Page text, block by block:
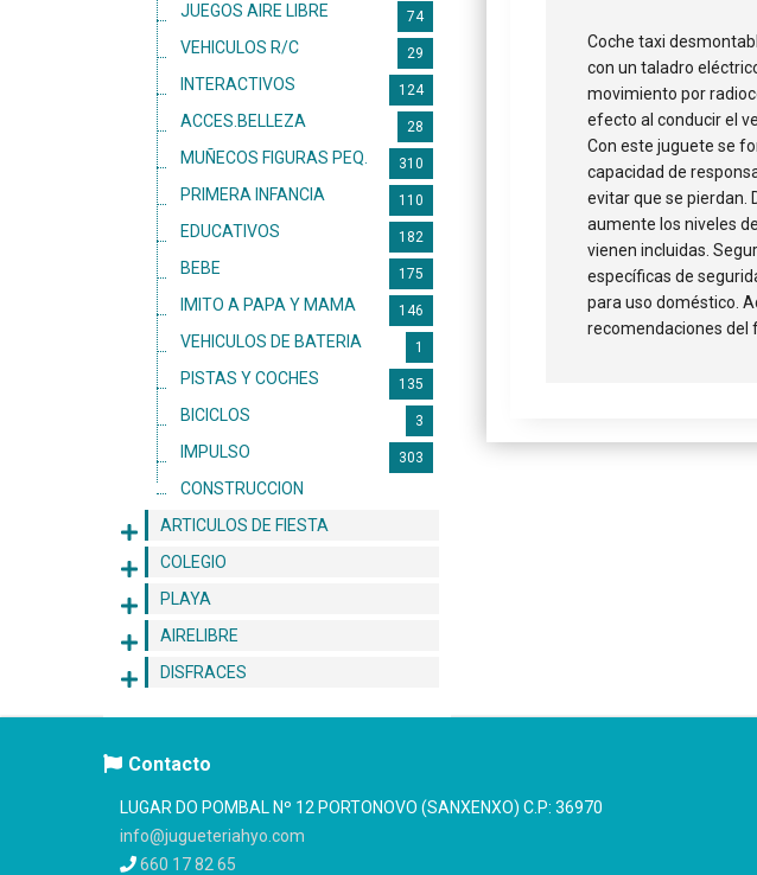
JUEGOS AIRE LIBRE 74
VEHICULOS R/C 29
INTERACTIVOS 124
ACCES.BELLEZA 28
MUÑECOS FIGURAS PEQ. 310
PRIMERA INFANCIA 110
EDUCATIVOS 182
BEBE 175
IMITO A PAPA Y MAMA 146
VEHICULOS DE BATERIA 1
PISTAS Y COCHES 135
BICICLOS 3
IMPULSO 303
CONSTRUCCION
ARTICULOS DE FIESTA
COLEGIO
PLAYA
AIRELIBRE
DISFRACES
Coche taxi
con un taladro
movimiento por
efecto al conducir el
Con este juguete se
capacidad de
evitar que se pierdan.
aumente los niveles
vienen incluidas.
específicas de
para uso doméstico.
recomendaciones del
Contacto
LUGAR DO POMBAL Nº 12 PORTONOVO (SANXENXO) C.P: 36970
info@jugueteriahyo.com
660 17 82 65